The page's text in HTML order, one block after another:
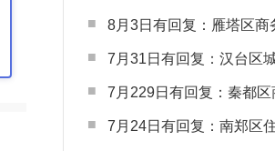
8月3日有回复：雁塔区商
7月31日有回复：汉台区城
7月229日有回复：秦都区商
7月24日有回复：南郑区住